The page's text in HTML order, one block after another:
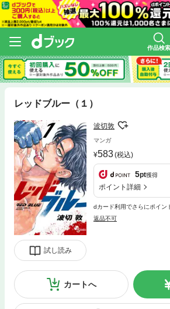
作品検索
レッドブルー（１）
試し読み
波切敦
マンガ
583(税込)
5pt獲得
ポイント詳細
dカード利用でさらにポイン
返品不可
カートへ